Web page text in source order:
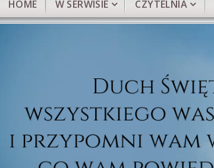
HOME W SERWISIE CZYTELNIA